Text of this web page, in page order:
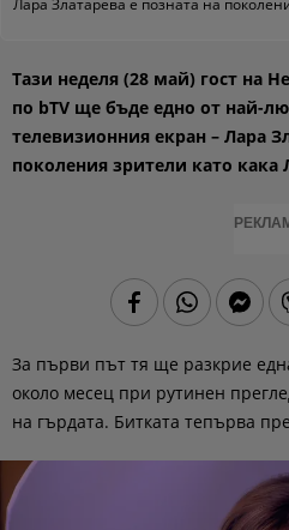
Лара Златарева е позната на
Тази неделя (28 май) гост на
по bTV ще бъде едно от най-
телевизионния екран – Лара
поколения зрители като кака
За първи път тя ще разкрие
около месец при рутинен
на гърдата. Битката тепърва